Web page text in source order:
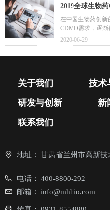
的“第二十届中国
开幕。作为一直以
服务商，兰州民海
海”）此次也携旗
会。
2019全球生物
疗会议分享
在中国生物药创新
CDMO需求，逐渐
CAR-T细胞治疗
外泌体药物等等，
2020-06-29
关于我们
技术
研发与创新
新
联系我们
地址： 甘肃省兰州市高新
邮箱： info@mhbio.com
电话： 400-8800-292